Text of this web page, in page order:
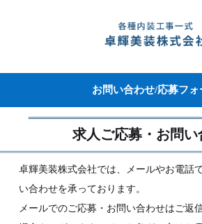
お問い合わせ/応募フォ
求人ご応募・お問い
卓輝美装株式会社では、メールやお電話
い合わせを承っております。
メールでのご応募・お問い合わせはご返